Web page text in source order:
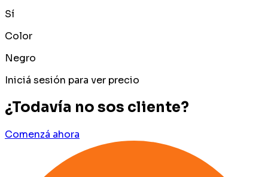
Sí
Color
Negro
Iniciá sesión para ver precio
¿Todavía no sos cliente?
Comenzá ahora